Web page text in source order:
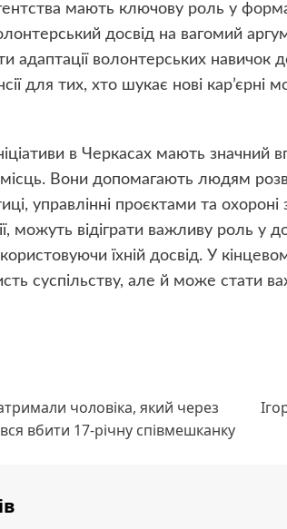
мають ключову роль у
досвід на вагомий
адаптації волонтерських навичок
для тих, хто шукає нові кар’єрні
в Черкасах мають значний
Вони допомагають людям
управлінні проєктами та
можуть відіграти важливу роль у
їхній досвід. У
суспільству, але й може стати
чоловіка, який через
вбити 17-річну співмешканку